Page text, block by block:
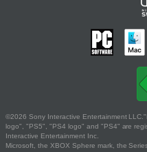
©2026 Sony Interactive Entertainment
logo", "PS5", "PS4 logo" and "PS4" are
Interactive Entertainment Inc.
Microsoft, the XBOX Sphere mark, the